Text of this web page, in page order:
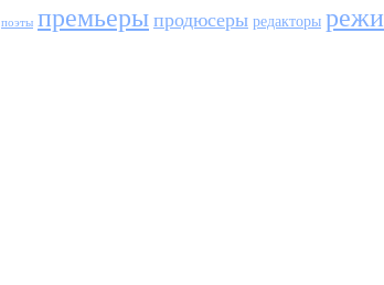
поэты премьеры продюсеры редакторы